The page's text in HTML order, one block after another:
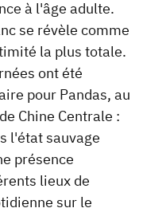
à l'âge adulte.
se révèle comme
la plus totale.
ont été
pour Pandas, au
Chine Centrale :
l'état sauvage
présence
lieux de
sur le